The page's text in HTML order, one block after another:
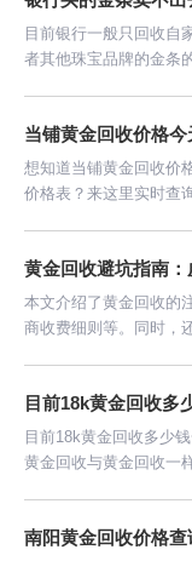
目前银行一般只回收自
者其他珠宝品牌的金条
当铺黄金回收价格
想知道当铺黄金回收价
价格表？来这里实时查
黄金回收避坑指南：
本文介绍了黄金回收的
商收费细则等。同时，
目前18k黄金回收多
目前18k黄金回收多少
黄金回收与黄金回收一
南阳黄金回收价格查